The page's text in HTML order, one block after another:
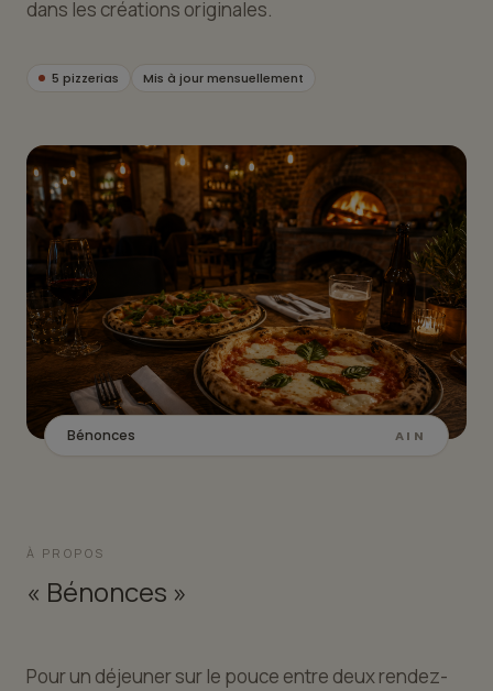
dans les créations originales.
5 pizzerias Mis à jour mensuellement
Bénonces AIN
À PROPOS
« Bénonces »
Pour un déjeuner sur le pouce entre deux rendez-